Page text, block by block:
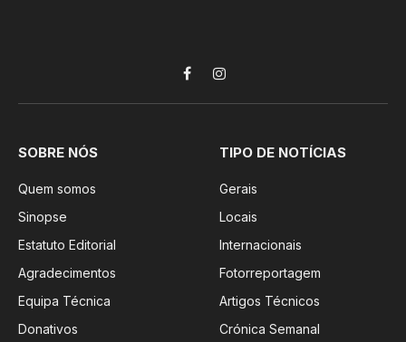
FacebookInstagram
SOBRE NÓS
Quem somos
Sinopse
Estatuto Editorial
Agradecimentos
Equipa Técnica
Donativos
TIPO DE NOTÍCIAS
Gerais
Locais
Internacionais
Fotorreportagem
Artigos Técnicos
Crónica Semanal